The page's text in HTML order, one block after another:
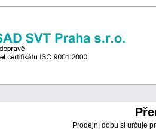
Prodejní dobu si určuje